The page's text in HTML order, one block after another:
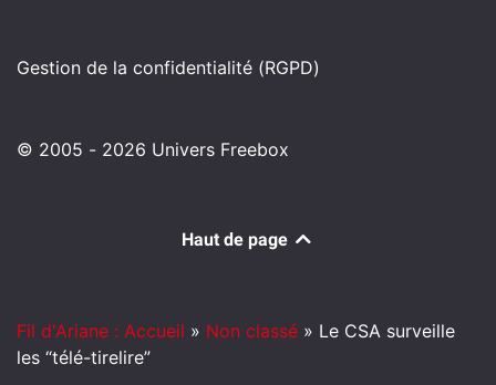
Gestion de la confidentialité (RGPD)
© 2005 - 2026 Univers Freebox
Haut de page
Fil d'Ariane : Accueil » Non classé » Le CSA surveille
les “télé-tirelire”